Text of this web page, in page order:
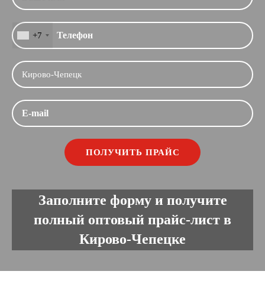
+7
Заполните форму и получите
полный оптовый прайс-лист в
Кирово-Чепецке